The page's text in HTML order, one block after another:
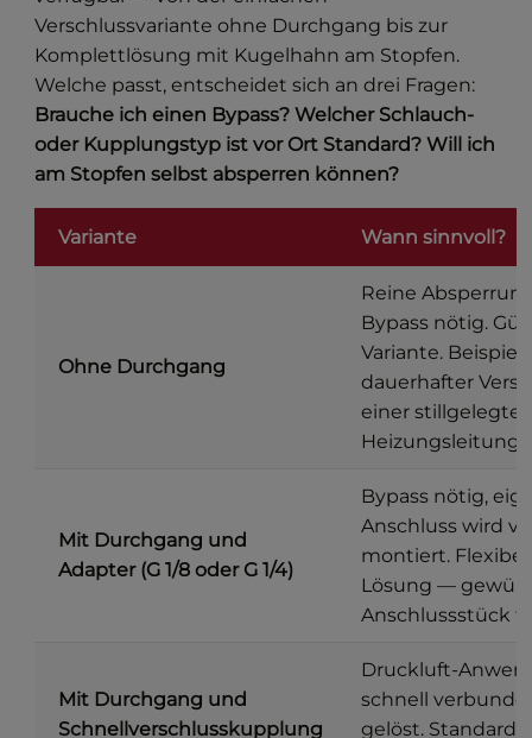
Verschlussvariante ohne Durchgang bis zur
Komplettlösung mit Kugelhahn am Stopfen.
Welche passt, entscheidet sich an drei Fragen:
Brauche ich einen Bypass? Welcher Schlauch-
oder Kupplungstyp ist vor Ort Standard? Will ich
am Stopfen selbst absperren können?
Variante Wann sinnvoll?
Ohne Durchgang
Reine
Bypass nötig.
Variante. Beispiel:
dauerhafter
einer
Heizungsleitung.
Mit Durchgang und
Adapter (G 1/8 oder G 1/4)
Bypass nötig,
Anschluss wird
montiert.
Lösung —
Anschlussstück
Mit Durchgang und
Schnellverschlusskupplung
Druckluft-
schnell
gelöst.